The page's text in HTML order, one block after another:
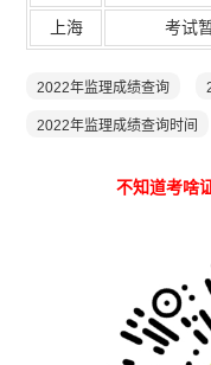
上海 考试
2022年监理成绩查询
2022年监理成绩查询时间
不知道考啥